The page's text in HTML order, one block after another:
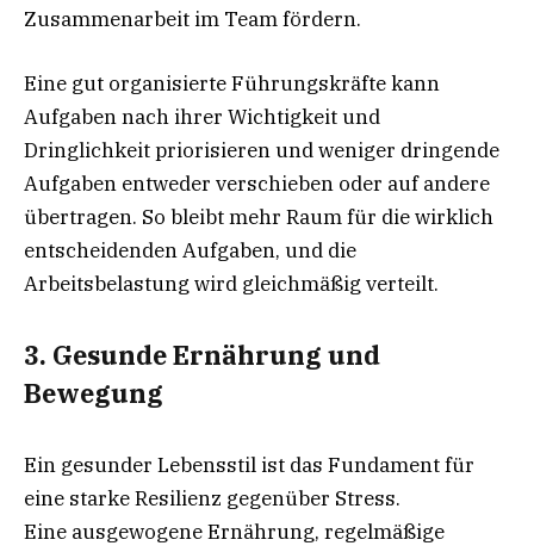
Zusammenarbeit im Team fördern.
Eine gut organisierte Führungskräfte kann
Aufgaben nach ihrer Wichtigkeit und
Dringlichkeit priorisieren und weniger dringende
Aufgaben entweder verschieben oder auf andere
übertragen. So bleibt mehr Raum für die wirklich
entscheidenden Aufgaben, und die
Arbeitsbelastung wird gleichmäßig verteilt.
3. Gesunde Ernährung und
Bewegung
Ein gesunder Lebensstil ist das Fundament für
eine starke Resilienz gegenüber Stress.
Eine ausgewogene Ernährung, regelmäßige